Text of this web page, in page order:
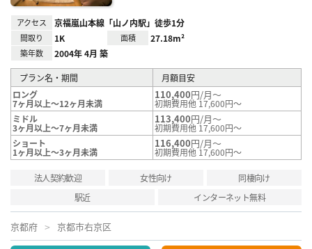
アクセス 京福嵐山本線「山ノ内駅」徒歩1分
間取り 1K 面積 27.18m²
築年数 2004年 4月 築
プラン名・期間
月額目安
ロング
7ヶ月以上～12ヶ月未満
110,400円/月～
初期費用他 17,600円～
ミドル
3ヶ月以上～7ヶ月未満
113,400円/月～
初期費用他 17,600円～
ショート
1ヶ月以上～3ヶ月未満
116,400円/月～
初期費用他 17,600円～
法人契約歓迎 女性向け
同棲向け
駅近
インターネット無料
京都府 京都市右京区